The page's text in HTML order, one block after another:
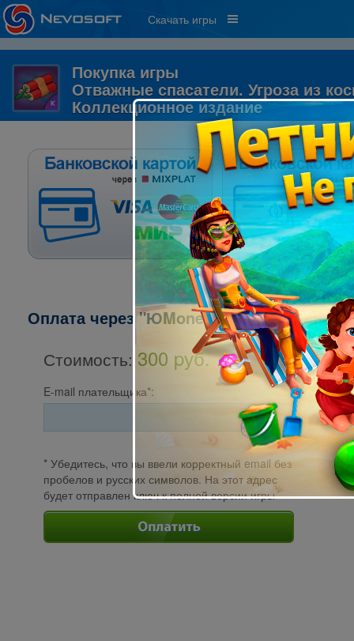
Скачать игры
Покупка игры
Отважные спасатели. Угроза из
Коллекционное издание
Оплата через "ЮMoney"
Стоимость: 300 pуб.
E-mail плательщика*:
* Убедитесь, что вы ввели корректный email без
пробелов и русских символов. На этот адрес
будет отправлен ключ к полной версии игры